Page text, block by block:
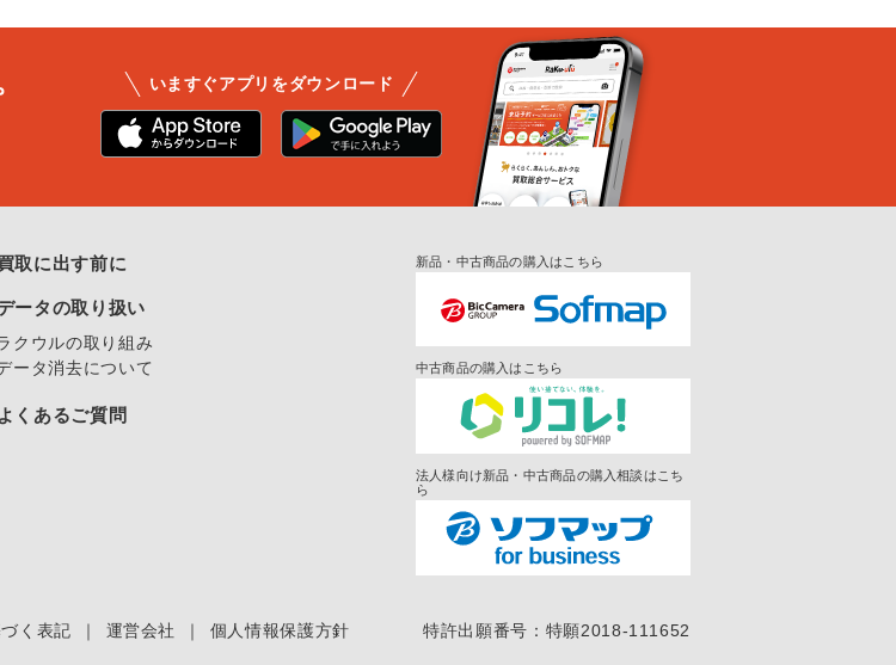
いますぐアプリをダウンロード
取に出す前に
ータの取り扱い
クウルの取り組み
ータ消去について
よくあるご質問
新品・中古商品の購入はこちら
中古商品の購入はこちら
法人様向け新品・中古商品の購入相談はこち
ら
く表記 ｜ 運営会社 ｜ 個人情報保護方針 特許出願番号：特願2018-111652